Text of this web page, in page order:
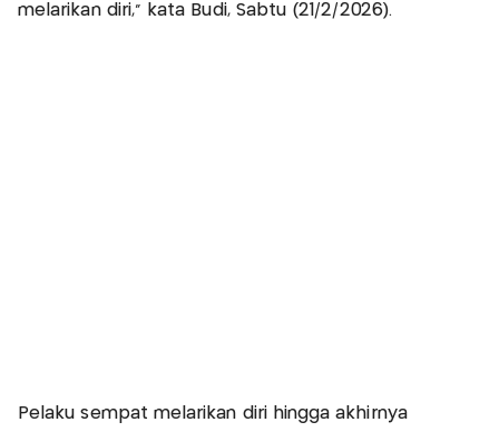
melarikan diri," kata Budi, Sabtu (21/2/2026).
Pelaku sempat melarikan diri hingga akhirnya